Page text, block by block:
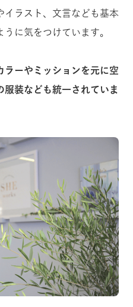
イラスト、文言なども基本
に気をつけています。
ラーやミッションを元に空
服装なども統一されていま